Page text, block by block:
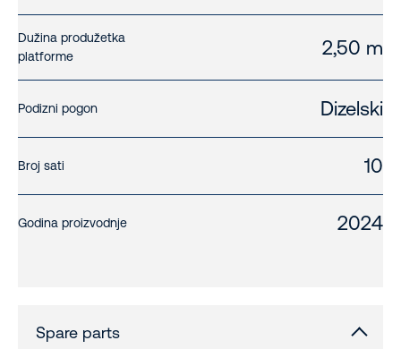
Dužina produžetka
platforme
2,50 m
Podizni pogon Dizelski
Broj sati 10
Godina proizvodnje 2024
Spare parts